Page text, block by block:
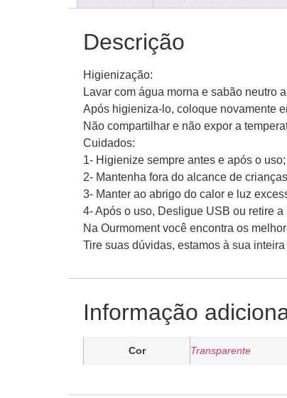
Descrição
Higienização:
Lavar com água morna e sabão neutro
Após higieniza-lo, coloque novamente
Não compartilhar e não expor a
Cuidados:
1- Higienize sempre antes e após o uso;
2- Mantenha fora do alcance de
3- Manter ao abrigo do calor e luz
4- Após o uso, Desligue USB ou retire
Na Ourmoment você encontra os
Tire suas dúvidas, estamos à sua
Informação
Cor Transparente